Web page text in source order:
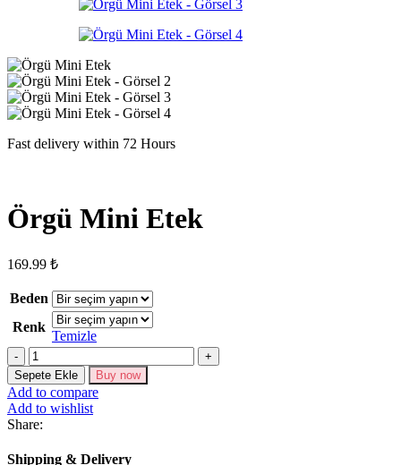
Fast delivery within 72 Hours
Örgü Mini Etek
169.99 ₺
Beden
Renk
Temizle
Örgü
Mini
Etek
adet
Sepete Ekle Buy now
Add to compare
Add to wishlist
Share:
Shipping & Delivery